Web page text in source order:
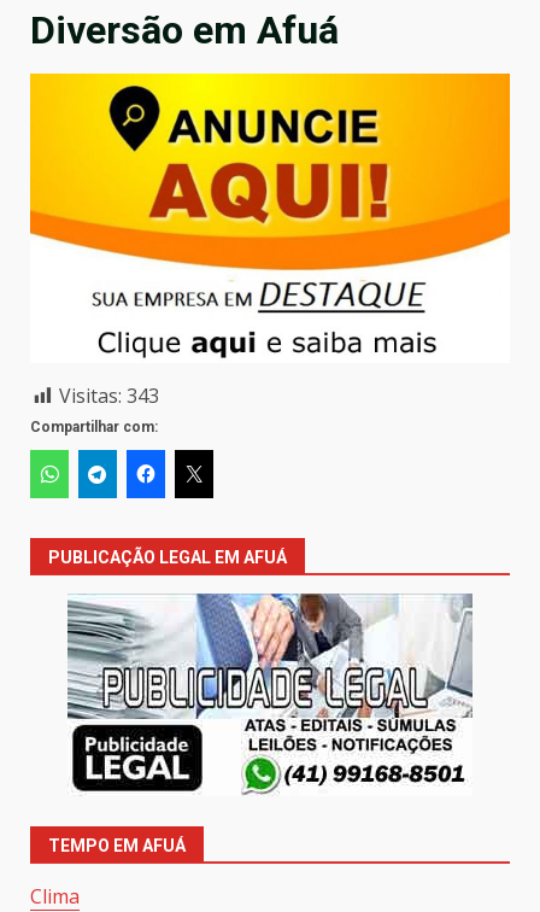
Diversão em Afuá
Visitas: 343
Compartilhar com:
PUBLICAÇÃO LEGAL EM AFUÁ
TEMPO EM AFUÁ
Clima